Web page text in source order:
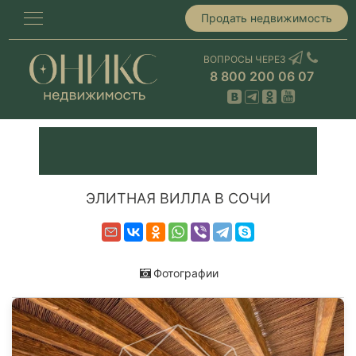
Продать недвижимость
ВОПРОСЫ ЧЕРЕЗ
8 800 200 06 07
ЭЛИТНАЯ ВИЛЛА В СОЧИ
Фотографии